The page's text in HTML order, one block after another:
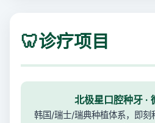
🦷诊疗项目
北极星口腔种牙 ·
韩国/瑞士/瑞典种植体系，即刻